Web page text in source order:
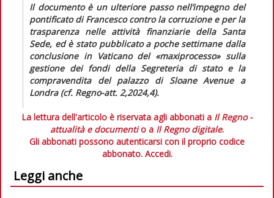
Il documento è un ulteriore passo nell’impegno del
pontificato di Francesco contro la corruzione e per la
trasparenza nelle attività finanziarie della Santa
Sede, ed è stato pubblicato a poche settimane dalla
conclusione in Vaticano del «maxiprocesso» sulla
gestione dei fondi della Segreteria di stato e la
compravendita del palazzo di Sloane Avenue a
Londra (cf. Regno-att. 2,2024,4).
La lettura dell'articolo è riservata agli abbonati a Il Regno -
attualità e documentio a Il Regno digitale.
Gli abbonati possono autenticarsi con il proprio codice
abbonato. Accedi.
Leggi anche